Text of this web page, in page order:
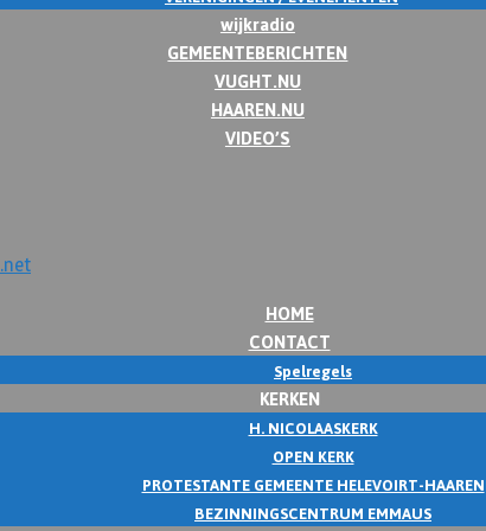
wijkradio
GEMEENTEBERICHTEN
VUGHT.NU
HAAREN.NU
VIDEO’S
HOME
CONTACT
Spelregels
KERKEN
H. NICOLAASKERK
OPEN KERK
PROTESTANTE GEMEENTE HELEVOIRT-HAAREN
BEZINNINGSCENTRUM EMMAUS